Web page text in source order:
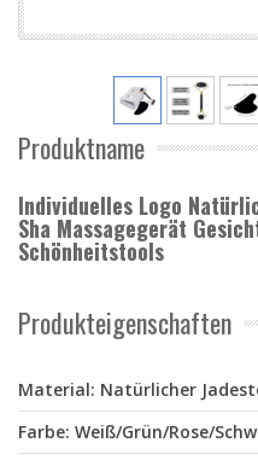
Produktname
Individuelles Logo
Sha Massagegerät
Schönheitstools
Produkteigenschaften
Material: Natürlicher
Farbe: Weiß/Grün/Rose/